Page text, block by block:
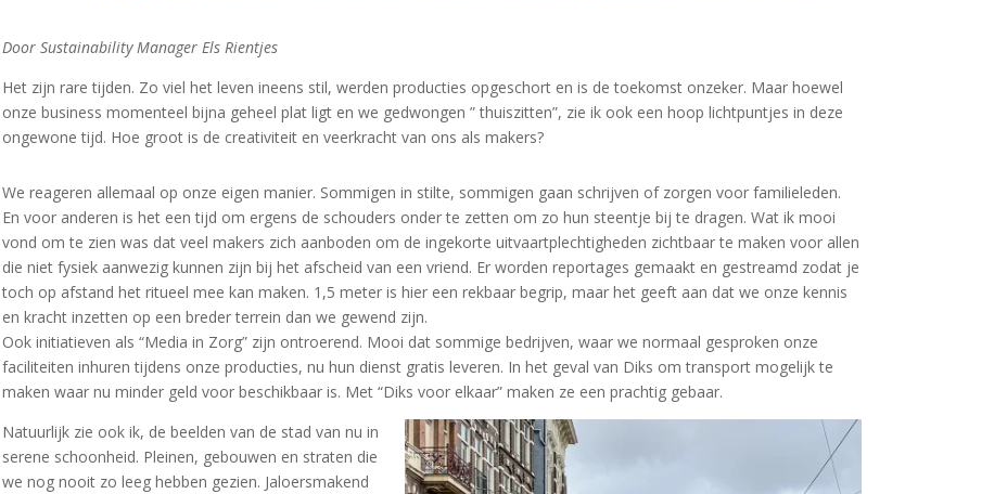
Door Sustainability Manager Els Rientjes
Het zijn rare tijden. Zo viel het leven ineens stil, werden producties opgeschort en is de toekomst onzeker. Maar hoewel
onze business momenteel bijna geheel plat ligt en we gedwongen ” thuiszitten”, zie ik ook een hoop lichtpuntjes in deze
ongewone tijd. Hoe groot is de creativiteit en veerkracht van ons als makers?
We reageren allemaal op onze eigen manier. Sommigen in stilte, sommigen gaan schrijven of zorgen voor familieleden.
En voor anderen is het een tijd om ergens de schouders onder te zetten om zo hun steentje bij te dragen. Wat ik mooi
vond om te zien was dat veel makers zich aanboden om de ingekorte uitvaartplechtigheden zichtbaar te maken voor allen
die niet fysiek aanwezig kunnen zijn bij het afscheid van een vriend. Er worden reportages gemaakt en gestreamd zodat je
toch op afstand het ritueel mee kan maken. 1,5 meter is hier een rekbaar begrip, maar het geeft aan dat we onze kennis
en kracht inzetten op een breder terrein dan we gewend zijn.
Ook initiatieven als “Media in Zorg” zijn ontroerend. Mooi dat sommige bedrijven, waar we normaal gesproken onze
faciliteiten inhuren tijdens onze producties, nu hun dienst gratis leveren. In het geval van Diks om transport mogelijk te
maken waar nu minder geld voor beschikbaar is. Met “Diks voor elkaar” maken ze een prachtig gebaar.
Natuurlijk zie ook ik, de beelden van de stad van nu in
serene schoonheid. Pleinen, gebouwen en straten die
we nog nooit zo leeg hebben gezien. Jaloersmakend